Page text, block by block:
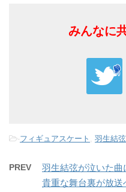
みんなに
-フィギュアスケート , 羽生結弦
PREV
羽生結弦が泣いた
貴重な舞台裏が放送